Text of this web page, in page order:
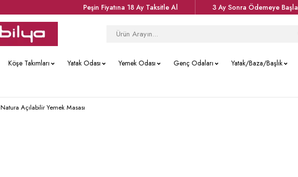
Peşin Fiyatına 18 Ay Taksitle Al 3 Ay Sonra Ödemeye Başla
Köşe Takımları Yatak Odası Yemek Odası Genç Odaları Yatak/Baza/Başlık
Natura Açılabilir Yemek Masası